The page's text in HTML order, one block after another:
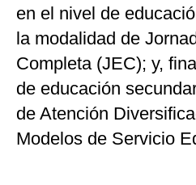
en el nivel de
la modalidad de
Completa (JEC); y,
de educación
de Atención
Modelos de Servicio